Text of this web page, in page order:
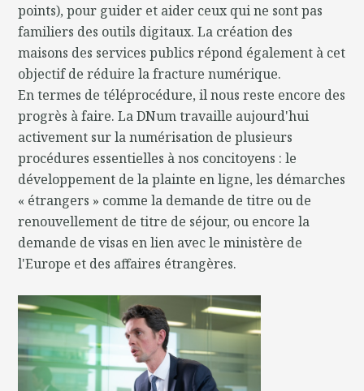
points), pour guider et aider ceux qui ne sont pas
familiers des outils digitaux. La création des
maisons des services publics répond également à cet
objectif de réduire la fracture numérique.
En termes de téléprocédure, il nous reste encore des
progrès à faire. La DNum travaille aujourd'hui
activement sur la numérisation de plusieurs
procédures essentielles à nos concitoyens : le
développement de la plainte en ligne, les démarches
« étrangers » comme la demande de titre ou de
renouvellement de titre de séjour, ou encore la
demande de visas en lien avec le ministère de
l'Europe et des affaires étrangères.